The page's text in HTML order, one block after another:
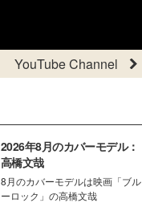
YouTube Channel
2026年8月のカバーモデル：
高橋文哉
8月のカバーモデルは映画「ブル
ーロック」の高橋文哉